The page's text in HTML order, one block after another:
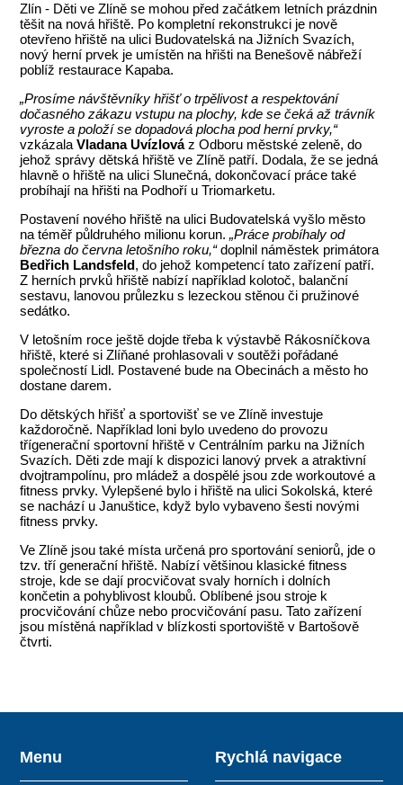
Zlín - Děti ve Zlíně se mohou před začátkem letních prázdnin
těšit na nová hřiště. Po kompletní rekonstrukci je nově
otevřeno hřiště na ulici Budovatelská na Jižních Svazích,
nový herní prvek je umístěn na hřišti na Benešově nábřeží
poblíž restaurace Kapaba.
„Prosíme návštěvníky hřišť o trpělivost a respektování
dočasného zákazu vstupu na plochy, kde se čeká až trávník
vyroste a položí se dopadová plocha pod herní prvky,“
vzkázalaVladana Uvízlováz Odboru městské zeleně, do
jehož správy dětská hřiště ve Zlíně patří. Dodala, že se jedná
hlavně o hřiště na ulici Slunečná, dokončovací práce také
probíhají na hřišti na Podhoří u Triomarketu.
Postavení nového hřiště na ulici Budovatelská vyšlo město
na téměř půldruhého milionu korun.„Práce probíhaly od
března do června letošního roku,“doplnil náměstek primátora
Bedřich Landsfeld, do jehož kompetencí tato zařízení patří.
Z herních prvků hřiště nabízí například kolotoč, balanční
sestavu, lanovou průlezku s lezeckou stěnou či pružinové
sedátko.
V letošním roce ještě dojde třeba k výstavbě Rákosníčkova
hřiště, které si Zlíňané prohlasovali v soutěži pořádané
společností Lidl. Postavené bude na Obecinách a město ho
dostane darem.
Do dětských hřišť a sportovišť se ve Zlíně investuje
každoročně. Například loni bylo uvedeno do provozu
třígenerační sportovní hřiště v Centrálním parku na Jižních
Svazích. Děti zde mají k dispozici lanový prvek a atraktivní
dvojtrampolínu, pro mládež a dospělé jsou zde workoutové a
fitness prvky. Vylepšené bylo i hřiště na ulici Sokolská, které
se nachází u Januštice, když bylo vybaveno šesti novými
fitness prvky.
Ve Zlíně jsou také místa určená pro sportování seniorů, jde o
tzv. tří generační hřiště. Nabízí většinou klasické fitness
stroje, kde se dají procvičovat svaly horních i dolních
končetin a pohyblivost kloubů. Oblíbené jsou stroje k
procvičování chůze nebo procvičování pasu. Tato zařízení
jsou místěná například v blízkosti sportoviště v Bartošově
čtvrti.
Menu Rychlá navigace